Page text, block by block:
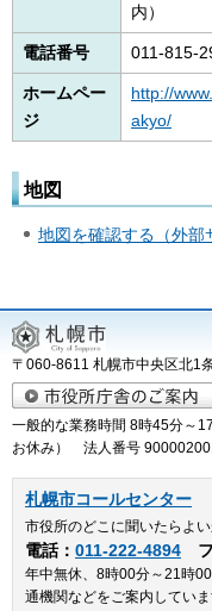
内）
電話番号 011-815-
ホームペー
ジ
http://
akyo/
地図
地図を確認する（外部
〒060-8611 札幌市中央区北
一般的な業務時間 8時45分～
お休み） 法人番号
札幌市コールセンター
市役所のどこに聞いたらよ
電話： 011-222-4894
年中無休、8時00分～21時
通機関などをご案内していま